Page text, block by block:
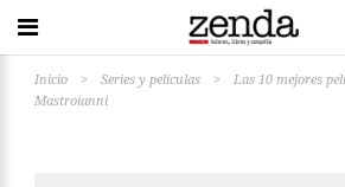
Inicio > Series y películas >
Las 10 mejores
Mastroianni